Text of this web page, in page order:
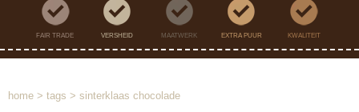
FAIR TRADE VERSHEID MAATWERK EXTRA PUUR KWALITEIT
home > tags > sinterklaas chocolade